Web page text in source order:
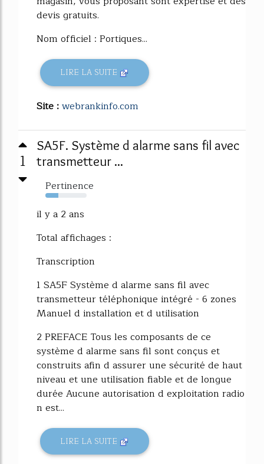
devis gratuits.
Nom officiel : Portiques...
LIRE LA SUITE
Site :webrankinfo.com
1
SA5F. Système d alarme sans fil avec
transmetteur ...
Pertinence
31%
il y a 2 ans
Total affichages :
Transcription
1 SA5F Système d alarme sans fil avec
transmetteur téléphonique intégré - 6 zones
Manuel d installation et d utilisation
2 PREFACE Tous les composants de ce
système d alarme sans fil sont conçus et
construits afin d assurer une sécurité de haut
niveau et une utilisation fiable et de longue
durée Aucune autorisation d exploitation radio
n est...
LIRE LA SUITE